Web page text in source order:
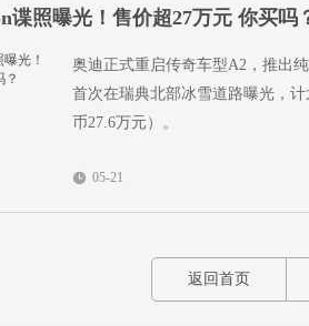
谍照曝光！售价超27万元 你买吗
奥迪正式重启传奇车型A2，推出
首次在瑞典北部冰雪道路曝光，
币27.6万元）。
05-21
返回首页